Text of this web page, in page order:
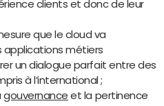
clients et donc de leur
que le cloud va
applications métiers
un dialogue parfait entre des
à l’international ;
gouvernance et la pertinence